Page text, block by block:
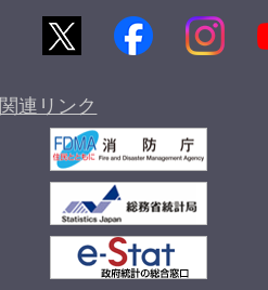
関連リンク